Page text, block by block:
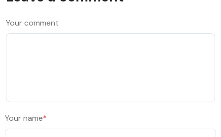
Your comment
Your name*